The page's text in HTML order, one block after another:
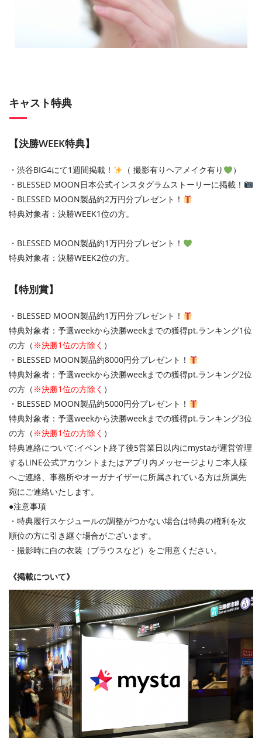
キャスト特典
【決勝WEEK特典】
・渋谷BIG4にて1週間掲載！ （ 撮影有りヘアメイク有り
）
・BLESSED MOON日本公式インスタグラムストーリーに掲載！
・BLESSED MOON製品約2万円分プレゼント！
特典対象者：決勝WEEK1位の方。
・BLESSED MOON製品約1万円分プレゼント！
特典対象者：決勝WEEK2位の方。
【特別賞】
・BLESSED MOON製品約1万円分プレゼント！
特典対象者：予選weekから決勝weekまでの獲得pt.ランキング1位
の方（ ※決勝1位の方除く ）
・BLESSED MOON製品約8000円分プレゼント！
特典対象者：予選weekから決勝weekまでの獲得pt.ランキング2位
の方（ ※決勝1位の方除く ）
・BLESSED MOON製品約5000円分プレゼント！
特典対象者：予選weekから決勝weekまでの獲得pt.ランキング3位
の方（ ※決勝1位の方除く ）
特典連絡について:イベント終了後5営業日以内にmystaが運営管理
するLINE公式アカウントまたはアプリ内メッセージよりご本人様
へご連絡、事務所やオーガナイザーに所属されている方は所属先
宛にご連絡いたします。
●注意事項
・特典履行スケジュールの調整がつかない場合は特典の権利を次
順位の方に引き継ぐ場合がございます。
・撮影時に白の衣装（ブラウスなど）をご用意ください。
《掲載について》